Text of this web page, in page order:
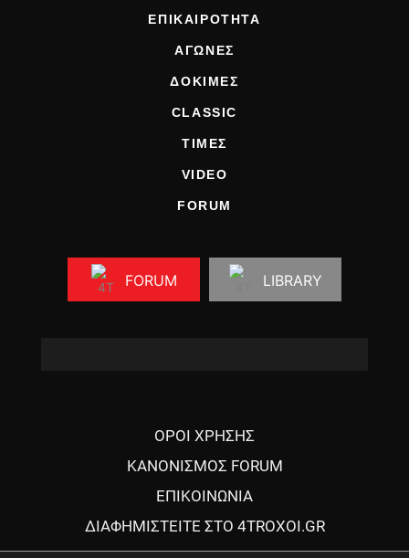
ΕΠΙΚΑΙΡΟΤΗΤΑ
ΑΓΩΝΕΣ
ΔΟΚΙΜΕΣ
CLASSIC
ΤΙΜΕΣ
VIDEO
FORUM
FORUM LIBRARY
ΟΡΟΙ ΧΡΗΣΗΣ
ΚΑΝΟΝΙΣΜΟΣ FORUM
ΕΠΙΚΟΙΝΩΝΙΑ
ΔΙΑΦΗΜΙΣΤΕΙΤΕ ΣΤΟ 4TROXOI.GR